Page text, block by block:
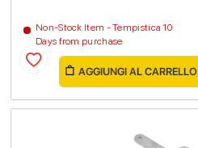
Non-Stock Item - Tempistica 10
Days from purchase
AGGIUNGI AL CARRELLO